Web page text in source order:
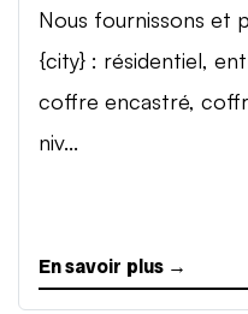
Nous fournissons
{city} : résidentiel,
coffre encastré,
niv...
En savoir plus →